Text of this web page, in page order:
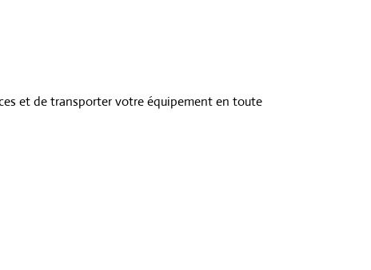
et de transporter votre équipement en toute